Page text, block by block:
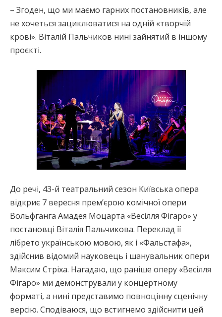
– Згоден, що ми маємо гарних постановників, але
не хочеться зациклюватися на одній «творчій
крові». Віталій Пальчиков нині зайнятий в іншому
проєкті.
До речі, 43-й театральний сезон Київська опера
відкриє 7 вересня прем’єрою комічної опери
Вольфганга Амадея Моцарта «Весілля Фігаро» у
постановці Віталія Пальчикова. Переклад її
лібрето українською мовою, як і «Фальстафа»,
здійснив відомий науковець і шанувальник опери
Максим Стріха. Нагадаю, що раніше оперу «Весілля
Фігаро» ми демонстрували у концертному
форматі, а нині представимо повноцінну сценічну
версію. Сподіваюся, що встигнемо здійснити цей